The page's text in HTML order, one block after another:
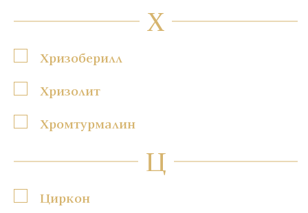
Х
Хризоберилл
Хризолит
Хромтурмалин
Ц
Циркон